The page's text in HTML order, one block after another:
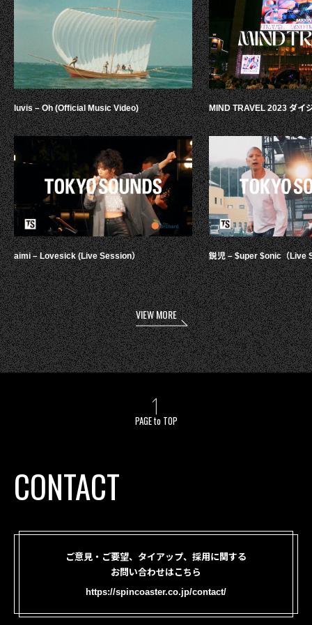
luvis – Oh (Official Music Video)
aimi – Lovesick (Live Session）
MIND TRAVEL 2023 ダイ
鋭児 – $uper $onic（Live
VIEW MORE
PAGE to TOP
CONTACT
ご意見・ご要望、タイアップ、採用に関する
お問い合わせはこちら
https://spincoaster.co.jp/contact/